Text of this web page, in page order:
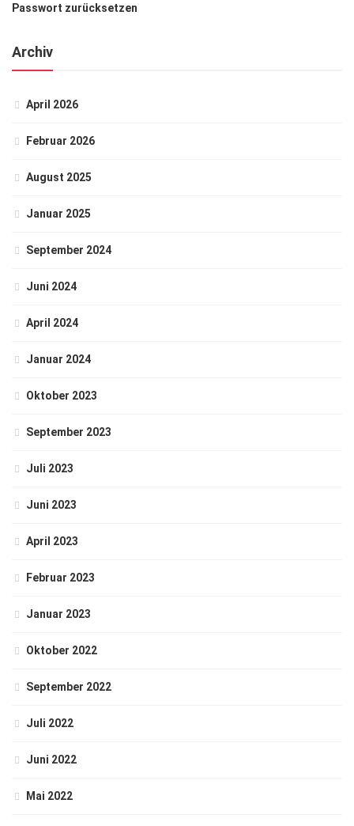
Passwort zurücksetzen
Archiv
April 2026
Februar 2026
August 2025
Januar 2025
September 2024
Juni 2024
April 2024
Januar 2024
Oktober 2023
September 2023
Juli 2023
Juni 2023
April 2023
Februar 2023
Januar 2023
Oktober 2022
September 2022
Juli 2022
Juni 2022
Mai 2022